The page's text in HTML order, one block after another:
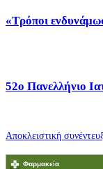
«Τρόποι
52o Πανελλήνιο
Αποκλειστική